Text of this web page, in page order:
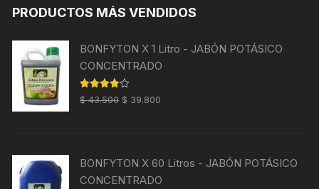
era:
es:
PRODUCTOS MÁS VENDIDOS
BONFYTON X 1 Litro - JABÓN POTÁSICO
CONCENTRADO
Valorado
con 4.00
$43.500 El
$ 43.500.
$ 39.800
$ 39.800.
BONFYTON X 60 Litros - JABÓN POTÁSICO
CONCENTRADO